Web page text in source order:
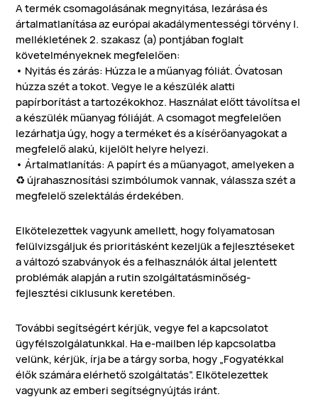
A termék csomagolásának megnyitása, lezárása és
ártalmatlanítása az európai akadálymentességi törvény I.
mellékletének 2. szakasz (a) pontjában foglalt
követelményeknek megfelelően:
• Nyitás és zárás: Húzza le a műanyag fóliát. Óvatosan
húzza szét a tokot. Vegye le a készülék alatti
papírborítást a tartozékokhoz. Használat előtt távolítsa el
a készülék műanyag fóliáját. A csomagot megfelelően
lezárhatja úgy, hogy a terméket és a kísérőanyagokat a
megfelelő alakú, kijelölt helyre helyezi.
• Ártalmatlanítás: A papírt és a műanyagot, amelyeken a
♻️ újrahasznosítási szimbólumok vannak, válassza szét a
megfelelő szelektálás érdekében.
Elkötelezettek vagyunk amellett, hogy folyamatosan
felülvizsgáljuk és prioritásként kezeljük a fejlesztéseket
a változó szabványok és a felhasználók által jelentett
problémák alapján a rutin szolgáltatásminőség-
fejlesztési ciklusunk keretében.
További segítségért kérjük, vegye fel a kapcsolatot
ügyfélszolgálatunkkal. Ha e-mailben lép kapcsolatba
velünk, kérjük, írja be a tárgy sorba, hogy „Fogyatékkal
élők számára elérhető szolgáltatás”. Elkötelezettek
vagyunk az emberi segítségnyújtás iránt.